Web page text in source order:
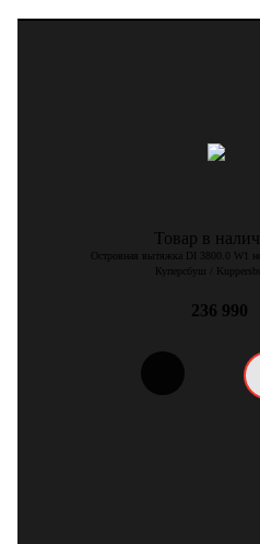
Товар в
Островная вытяжка DI 3800.0 W1
Куперсбуш /
236 990